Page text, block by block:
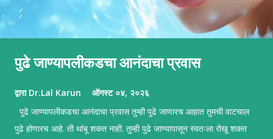
पुढे जाण्यापलीकडचा आनंदाचा प्रवास
द्वारा Dr.Lal Karun ऑगस्ट ०४, २०२६
पुढे जाण्यापलीकडचा आनंदाचा प्रवास तुम्ही पुढे जाणारच आहात तुमची वाटचाल
पुढे होणारच आहे. ती थांबू शकत नाही. तुम्ही पुढे जाण्यापासून स्वतःला रोखू शकत